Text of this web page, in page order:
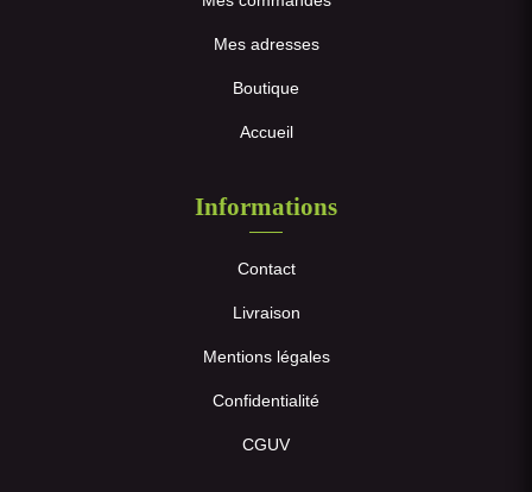
Mes adresses
Boutique
Accueil
Informations
Contact
Livraison
Mentions légales
Confidentialité
CGUV